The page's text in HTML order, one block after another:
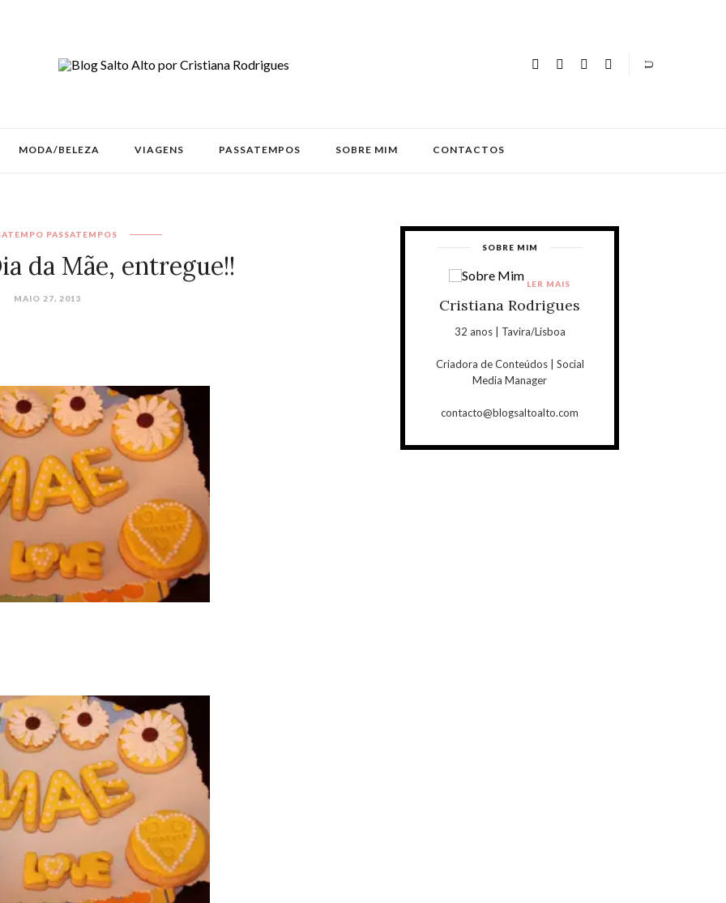
MODA/BELEZA VIAGENS PASSATEMPOS SOBRE MIM CONTACTOS
PASSATEMPOS
da Mãe, entregue!!
MAIO 27, 2013
SOBRE MIM
Cristiana Rodrigues
32 anos | Tavira/Lisboa
Criadora de Conteúdos | Social
Media Manager
contacto@blogsaltoalto.com
LER MAIS